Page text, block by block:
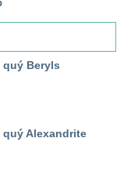
Beryls
Alexandrite